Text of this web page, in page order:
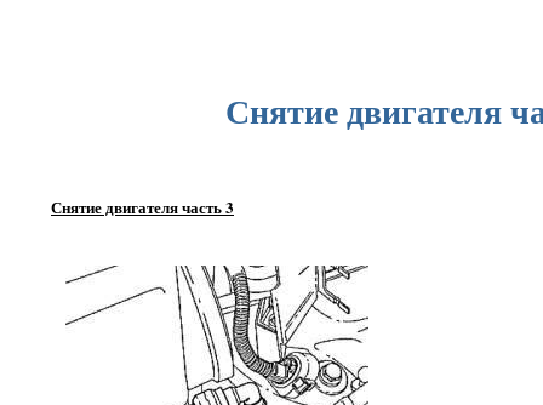
Снятие двигателя
Снятие двигателя часть 3